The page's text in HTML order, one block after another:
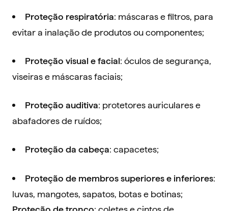
Proteção respiratória: máscaras e filtros, para
evitar a inalação de produtos ou componentes;
Proteção visual e facial: óculos de segurança,
viseiras e máscaras faciais;
Proteção auditiva: protetores auriculares e
abafadores de ruídos;
Proteção da cabeça: capacetes;
Proteção de membros superiores e inferiores:
luvas, mangotes, sapatos, botas e botinas;